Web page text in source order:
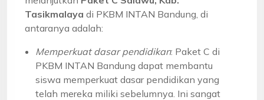
Tasikmalaya di PKBM INTAN Bandung, di
antaranya adalah:
Memperkuat dasar pendidikan: Paket C di
PKBM INTAN Bandung dapat membantu
siswa memperkuat dasar pendidikan yang
telah mereka miliki sebelumnya. Ini sangat